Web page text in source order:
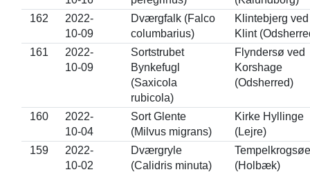
162
2022-
10-09
Dværgfalk (Falco
columbarius)
Klintebjerg ved
Klint
161
2022-
10-09
Sortstrubet
Bynkefugl
(Saxicola
rubicola)
Flyndersø ved
Korshage
(Odsherred)
160
2022-
10-04
Sort Glente
(Milvus migrans)
Kirke Hyllinge
(Lejre)
159
2022-
10-02
Dværgryle
(Calidris minuta)
(Holbæk)